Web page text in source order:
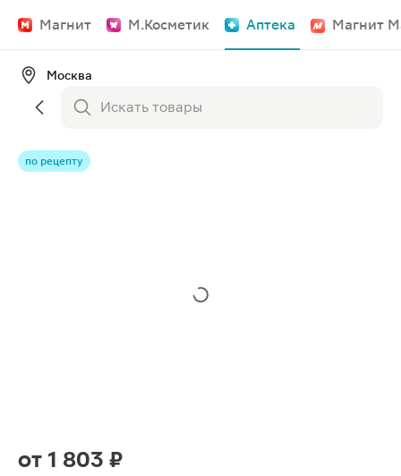
Магнит М.Косметик Аптека Магнит
Москва
по рецепту
от 1 803 ₽